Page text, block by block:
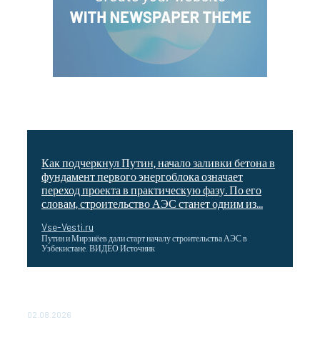
Как подчеркнул Путин, начало заливки бетона в
фундамент первого энергоблока означает
переход проекта в практическую фазу. По его
словам, строительство АЭС станет одним из...
Vse-Vesti.ru
Путин и Мирзиёев дали старт началу строительства АЭС в
Узбекистане. ВИДЕО Источник
02.08.2026